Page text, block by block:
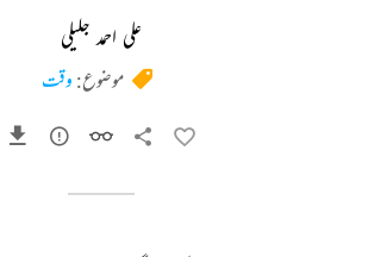
علی احمد جلیلی
موضوع: وقت